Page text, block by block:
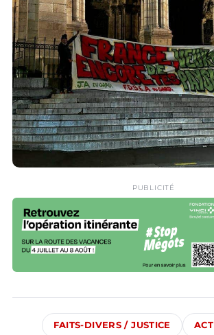
PUBLICITÉ
FAITS-DIVERS / JUSTICE